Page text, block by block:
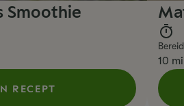
Smoothie
RECEPT
10